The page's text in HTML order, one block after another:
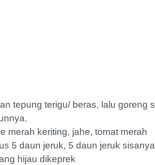
tepung terigu/ beras, lalu goreng
merah keriting, jahe, tomat merah
5 daun jeruk, 5 daun jeruk
hijau dikeprek